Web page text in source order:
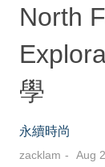
North
學
永續時尚
zacklam Aug